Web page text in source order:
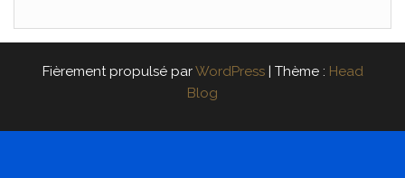
Fièrement propulsé parWordPress | Thème : Head
Blog